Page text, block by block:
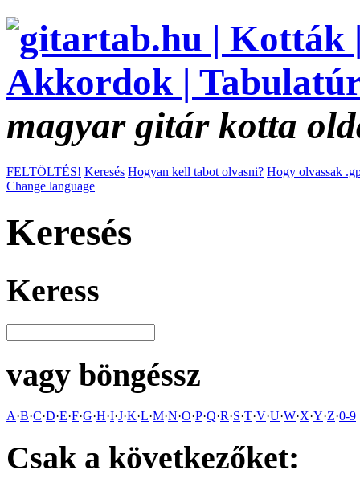
magyar gitár kotta
FELTÖLTÉS! Keresés Hogyan kell tabot olvasni? Hogy olvassak
Change language
Keresés
Keress
vagy böngéssz
A·B·C·D·E·F·G·H·I·J·K·L·M·N·O·P·Q·R·S·T·V·U·W·X·Y·Z·0-9
Csak a következőket: